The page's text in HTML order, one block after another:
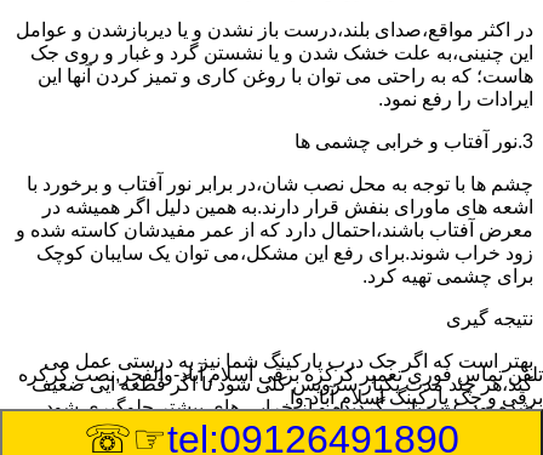
در اکثر مواقع،صدای بلند،درست باز نشدن و یا دیربازشدن و عوامل
این چنینی،به علت خشک شدن و یا نشستن گرد و غبار و روی جک
هاست؛ که به راحتی می توان با روغن کاری و تمیز کردن آنها این
ایرادات را رفع نمود.
3.نور آفتاب و خرابی چشمی ها
چشم ها با توجه به محل نصب شان،در برابر نور آفتاب و برخورد با
اشعه های ماورای بنفش قرار دارند.به همین دلیل اگر همیشه در
معرض آفتاب باشند،احتمال دارد که از عمر مفیدشان کاسته شده و
زود خراب شوند.برای رفع این مشکل،می توان یک سایبان کوچک
برای چشمی تهیه کرد.
نتیجه گیری
بهتر است که اگر جک درب پارکینگ شما نیز به درستی عمل می
کند،هر چند مدت یکبار سرویس کلی شود تا اگر قطعه ایی ضعیف
شده بود،عیب یابی گردیده و از خرابی های بیشتر جلوگیری شود.
8/10/2026 6:13:50 PM
تلفن تماس فوریتعمیر کرکره برقی اسلام آباد-والفجر,نصب کرکره
برقی و جک پارکینگ اسلام آباد-وا
tel:09126491890
☞☏